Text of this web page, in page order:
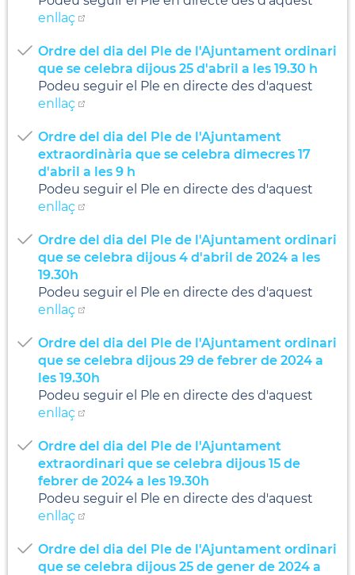
enllaç
Ordre del dia del Ple de l'Ajuntament ordinari
que se celebra dijous 25 d'abril a les 19.30 h
Podeu seguir el Ple en directe des d'aquest
enllaç
Ordre del dia del Ple de l'Ajuntament
extraordinària que se celebra dimecres 17
d'abril a les 9 h
Podeu seguir el Ple en directe des d'aquest
enllaç
Ordre del dia del Ple de l'Ajuntament ordinari
que se celebra dijous 4 d'abril de 2024 a les
19.30h
Podeu seguir el Ple en directe des d'aquest
enllaç
Ordre del dia del Ple de l'Ajuntament ordinari
que se celebra dijous 29 de febrer de 2024 a
les 19.30h
Podeu seguir el Ple en directe des d'aquest
enllaç
Ordre del dia del Ple de l'Ajuntament
extraordinari que se celebra dijous 15 de
febrer de 2024 a les 19.30h
Podeu seguir el Ple en directe des d'aquest
enllaç
Ordre del dia del Ple de l'Ajuntament ordinari
que se celebra dijous 25 de gener de 2024 a